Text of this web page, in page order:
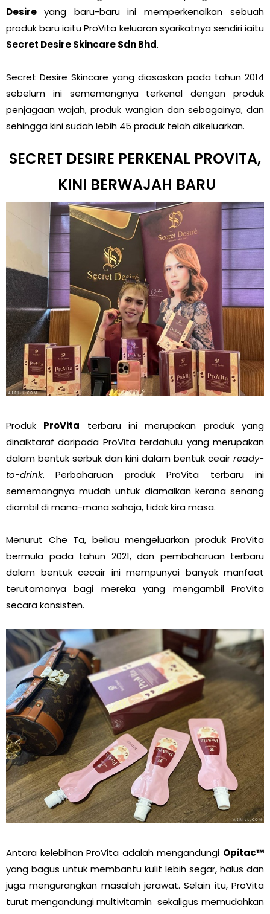
Desire yang baru-baru ini memperkenalkan sebuah
produk baru iaitu ProVita keluaran syarikatnya sendiri iaitu
Secret Desire Skincare Sdn Bhd.
Secret Desire Skincare yang diasaskan pada tahun 2014
sebelum ini sememangnya terkenal dengan produk
penjagaan wajah, produk wangian dan sebagainya, dan
sehingga kini sudah lebih 45 produk telah dikeluarkan.
SECRET DESIRE PERKENAL PROVITA,
KINI BERWAJAH BARU
Produk ProVita terbaru ini merupakan produk yang
dinaiktaraf daripada ProVita terdahulu yang merupakan
dalam bentuk serbuk dan kini dalam bentuk ceair ready-
to-drink. Perbaharuan produk ProVita terbaru ini
sememangnya mudah untuk diamalkan kerana senang
diambil di mana-mana sahaja, tidak kira masa.
Menurut Che Ta, beliau mengeluarkan produk ProVita
bermula pada tahun 2021, dan pembaharuan terbaru
dalam bentuk cecair ini mempunyai banyak manfaat
terutamanya bagi mereka yang mengambil ProVita
secara konsisten.
Antara kelebihan ProVita adalah mengandungi Opitac™
yang bagus untuk membantu kulit lebih segar, halus dan
juga mengurangkan masalah jerawat. Selain itu, ProVita
turut mengandungi multivitamin sekaligus memudahkan